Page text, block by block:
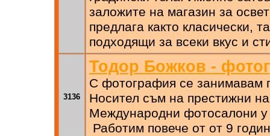
заложите на магазин за
предлага както класически,
подходящи за всеки вкус и
3136
Тодор Божков -
С фотография се занимавам
Носител съм на престижни
Международни фотосалони
Работим повече от от 9